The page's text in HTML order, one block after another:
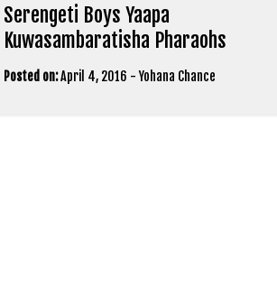
Serengeti Boys Yaapa
Kuwasambaratisha Pharaohs
Posted on:April 4, 2016 -Yohana Chance